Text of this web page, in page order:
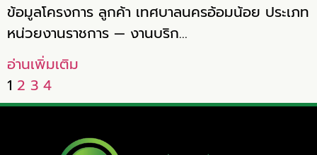
ข้อมูลโครงการ ลูกค้า เทศบาลนครอ้อมน้อย ประเภท
หน่วยงานราชการ — งานบริก…
อ่านเพิ่มเติม
1 2 3 4